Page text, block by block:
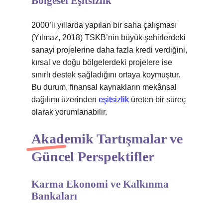
2000’li yıllarda yapılan bir saha çalışması
(Yılmaz, 2018) TSKB’nin büyük şehirlerdeki
sanayi projelerine daha fazla kredi verdiğini,
kırsal ve doğu bölgelerdeki projelere ise
sınırlı destek sağladığını ortaya koymuştur.
Bu durum, finansal kaynakların mekânsal
dağılımı üzerinden eşitsizlik üreten bir süreç
olarak yorumlanabilir.
Akademik Tartışmalar ve
Güncel Perspektifler
Karma Ekonomi ve Kalkınma
Bankaları